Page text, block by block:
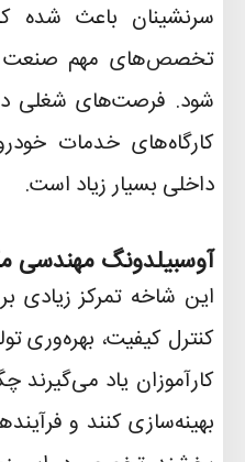
سرنشینان باعث شده
تخصص‌های مهم صنعت
شود. فرصت‌های شغلی
کارگاه‌های خدمات
داخلی بسیار زیاد است.
آوسبیلدونگ مهندسی
این شاخه تمرکز زیادی
کنترل کیفیت، بهره‌وری
کارآموزان یاد می‌گیرند
بهینه‌سازی کنند و